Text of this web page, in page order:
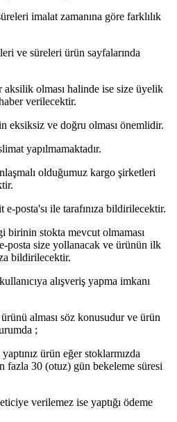
imalat zamanına göre farklılık
ve süreleri ürün sayfalarında
aksilik olması halinde ise size üyelik
verilecektir.
ve doğru olması önemlidir.
yapılmamaktadır.
olduğumuz kargo şirketleri
e-posta'sı ile tarafınıza bildirilecektir.
birinin stokta mevcut olmaması
posta size yollanacak ve ürünün ilk
bildirilecektir.
alışveriş yapma imkanı
alması söz konusudur ve ürün
;
ürün eğer stoklarmızda
fazla 30 (otuz) gün bekeleme süresi
verilemez ise yaptığı ödeme